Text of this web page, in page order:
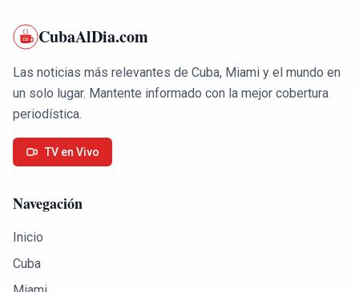
CubaAlDia.com
Las noticias más relevantes de Cuba, Miami y el mundo en
un solo lugar. Mantente informado con la mejor cobertura
periodística.
TV en Vivo
Navegación
Inicio
Cuba